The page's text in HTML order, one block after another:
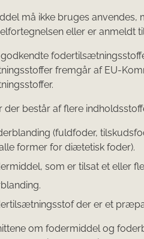
må ikke bruges anvendes,
eller er anmeldt
godkendte
fremgår af EU-
der består af flere
(fuldfoder,
former for diætetisk foder).
som er tilsat et eller
der er et
om fodermiddel og